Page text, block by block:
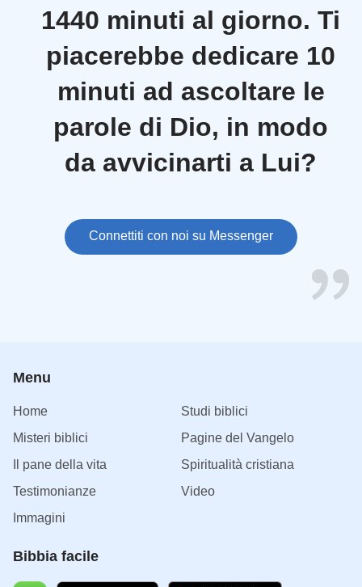
1440 minuti al giorno. Ti
piacerebbe dedicare 10
minuti ad ascoltare le
parole di Dio, in modo
da avvicinarti a Lui?
Connettiti con noi su Messenger
Menu
Home
Studi biblici
Misteri biblici
Pagine del Vangelo
Il pane della vita
Spiritualità cristiana
Testimonianze
Video
Immagini
Bibbia facile